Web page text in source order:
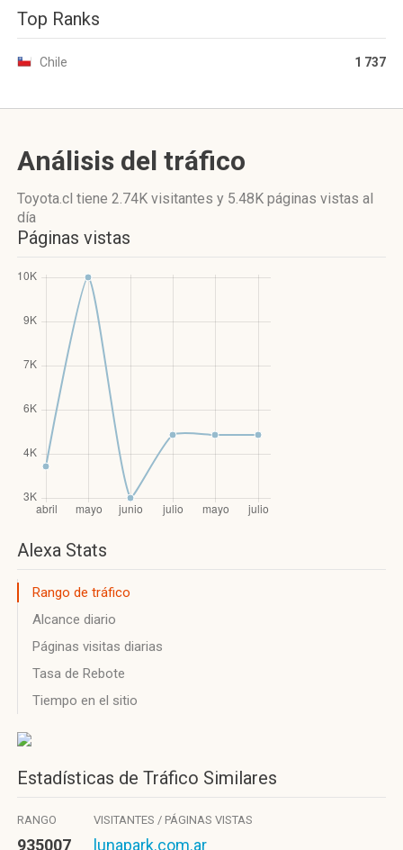
Top Ranks
Chile 1 737
Análisis del tráfico
Toyota.cl tiene 2.74K visitantes y 5.48K páginas vistas al
día
Páginas vistas
Alexa Stats
Rango de tráfico
Alcance diario
Páginas visitas diarias
Tasa de Rebote
Tiempo en el sitio
Estadísticas de Tráfico Similares
RANGO VISITANTES / PÁGINAS VISTAS
935007 lunapark.com.ar